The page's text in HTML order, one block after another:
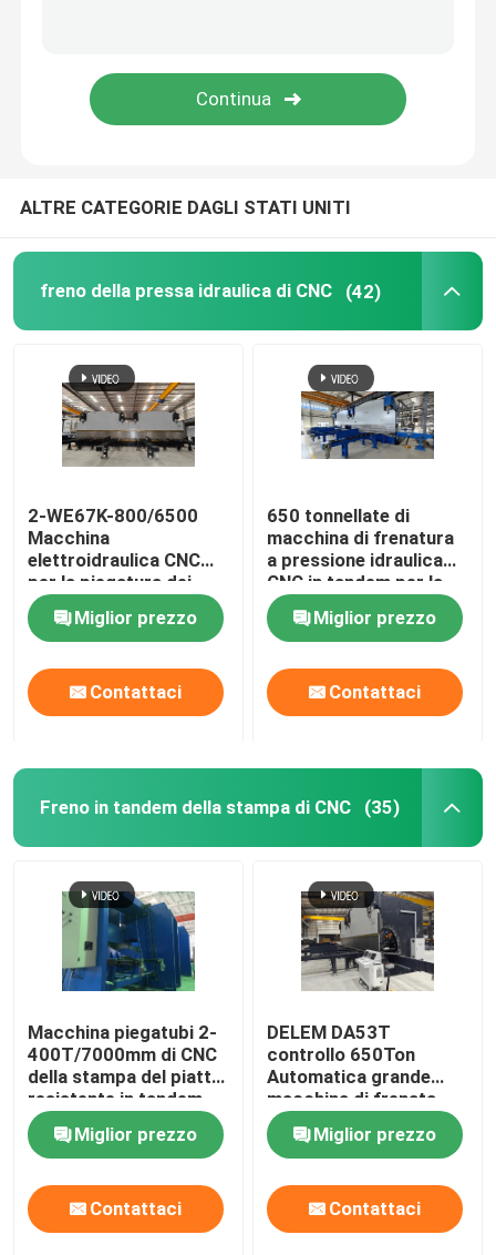
macchina di taglio idraulica
CNC macchina di taglio al plasma
Palo che raddrizza macchina
Bobina d'acciaio che fende linea
Saldatrice robot
attrezzatura di zincatura a caldo
ALTRE CATEGORIE DAGLI STATI UNITI
freno della pressa idraulica di CNC (42)
2-WE67K-800/6500
Macchina
elettroidraulica CNC
per la piegatura dei
freni
Miglior prezzo
Contattaci
650 tonnellate di
macchina di frenatura
a pressione idraulica
CNC in tandem per la
produzione di pali
leggeri e alberi
Miglior prezzo
Contattaci
Freno in tandem della stampa di CNC (35)
Macchina piegatubi 2-
400T/7000mm di CNC
della stampa del piatto
resistente in tandem
idraulico del freno
Miglior prezzo
Contattaci
DELEM DA53T
controllo 650Ton
Automatica grande
macchina di frenata
CNC a pressa in
tandemMiglior prezzo
Contattaci